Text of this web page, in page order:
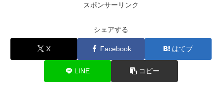
スポンサーリンク
シェアする
X Facebook はてブ
LINE コピー